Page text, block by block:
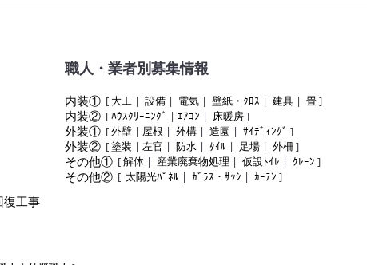
復工事
職人・業者別募集情報
内装① [ 大工 | 設備 | 電気 | 壁紙・ｸﾛｽ | 建具 | 畳]
内装② [ﾊｳｽｸﾘｰﾆﾝｸﾞ | ｴｱｺﾝ | 床暖房]
外装① [外壁 | 屋根 | 外構 | 造園 | ｻｲﾃﾞｨﾝｸﾞ ]
外装② [塗装 | 左官 | 防水 | ﾀｲﾙ | 足場 | 外柵 ]
その他① [解体 | 産業廃棄物処理 | 仮設ﾄｲﾚ | ｸﾚｰﾝ ]
その他② [ 太陽光ﾊﾟﾈﾙ | ｶﾞﾗｽ・ｻｯｼ | ｶｰﾃﾝ ]